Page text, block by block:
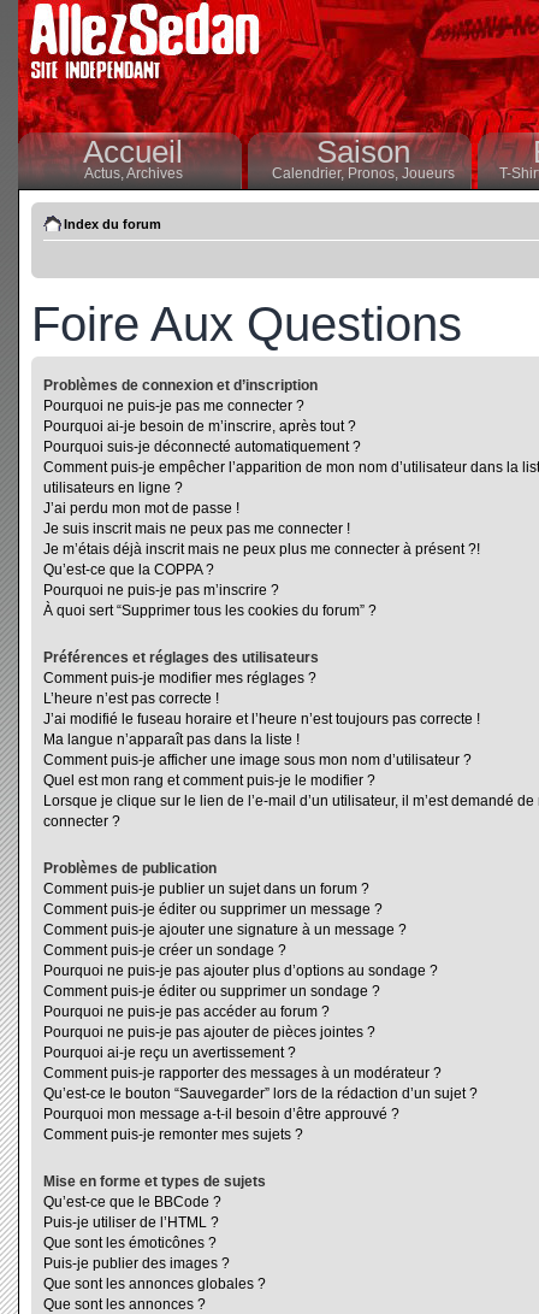
Accueil
Actus,Archives
Saison
Calendrier,Pronos, Joueurs T-
Index du forum
Foire Aux Questions
Problèmes de connexion et d’inscription
Pourquoi ne puis-je pas me connecter ?
Pourquoi ai-je besoin de m’inscrire, après tout ?
Pourquoi suis-je déconnecté automatiquement ?
Comment puis-je empêcher l’apparition de mon nom d’utilisateur dans la
utilisateurs en ligne ?
J’ai perdu mon mot de passe !
Je suis inscrit mais ne peux pas me connecter !
Je m’étais déjà inscrit mais ne peux plus me connecter à présent ?!
Qu’est-ce que la COPPA ?
Pourquoi ne puis-je pas m’inscrire ?
À quoi sert “Supprimer tous les cookies du forum” ?
Préférences et réglages des utilisateurs
Comment puis-je modifier mes réglages ?
L’heure n’est pas correcte !
J’ai modifié le fuseau horaire et l’heure n’est toujours pas correcte !
Ma langue n’apparaît pas dans la liste !
Comment puis-je afficher une image sous mon nom d’utilisateur ?
Quel est mon rang et comment puis-je le modifier ?
Lorsque je clique sur le lien de l’e-mail d’un utilisateur, il m’est demandé de
connecter ?
Problèmes de publication
Comment puis-je publier un sujet dans un forum ?
Comment puis-je éditer ou supprimer un message ?
Comment puis-je ajouter une signature à un message ?
Comment puis-je créer un sondage ?
Pourquoi ne puis-je pas ajouter plus d’options au sondage ?
Comment puis-je éditer ou supprimer un sondage ?
Pourquoi ne puis-je pas accéder au forum ?
Pourquoi ne puis-je pas ajouter de pièces jointes ?
Pourquoi ai-je reçu un avertissement ?
Comment puis-je rapporter des messages à un modérateur ?
Qu’est-ce le bouton “Sauvegarder” lors de la rédaction d’un sujet ?
Pourquoi mon message a-t-il besoin d’être approuvé ?
Comment puis-je remonter mes sujets ?
Mise en forme et types de sujets
Qu’est-ce que le BBCode ?
Puis-je utiliser de l’HTML ?
Que sont les émoticônes ?
Puis-je publier des images ?
Que sont les annonces globales ?
Que sont les annonces ?